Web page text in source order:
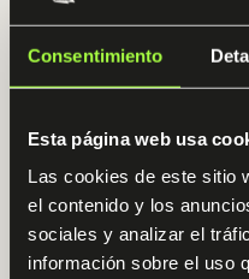
Consentimiento
Esta página web usa
Las cookies de este sitio
el contenido y los
sociales y analizar el
información sobre el uso
Finanzas con
100% práctico
Triple mentorización